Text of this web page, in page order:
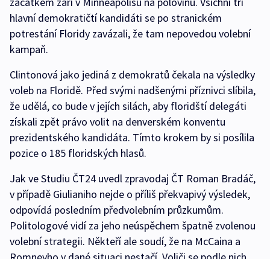
hlavní demokratičtí kandidáti se po stranickém
potrestání Floridy zavázali, že tam nepovedou volební
kampaň.
Clintonová jako jediná z demokratů čekala na výsledky
voleb na Floridě. Před svými nadšenými příznivci slíbila,
že udělá, co bude v jejích silách, aby floridští delegáti
získali zpět právo volit na denverském konventu
prezidentského kandidáta. Tímto krokem by si posílila
pozice o 185 floridských hlasů.
Jak ve Studiu ČT24 uvedl zpravodaj ČT Roman Bradáč,
v případě Giulianiho nejde o příliš překvapivý výsledek,
odpovídá posledním předvolebním průzkumům.
Politologové vidí za jeho neúspěchem špatně zvolenou
volební strategii. Někteří ale soudí, že na McCaina a